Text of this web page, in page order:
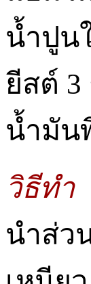
น้ำปูน
ยีสต์ 3
น้ำมัน
วิธีทำ
นำส่ว